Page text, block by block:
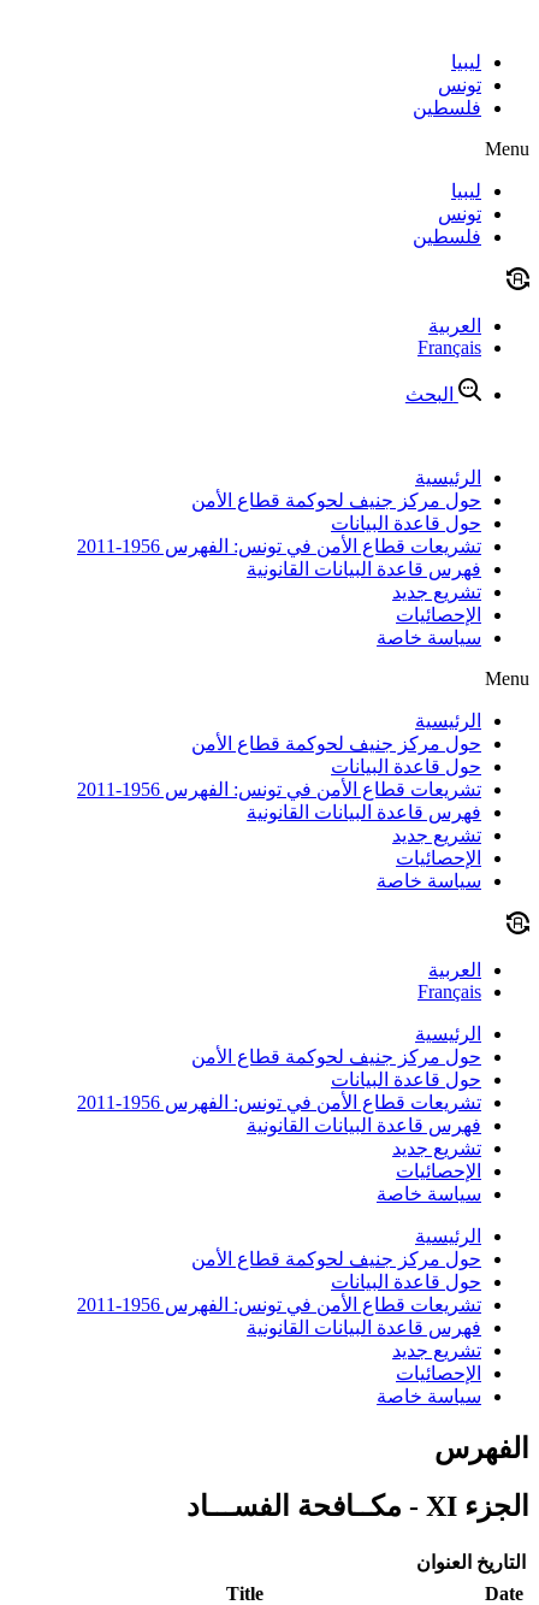
contentليبيا
تونس
فلسطين
Menu
ليبيا
تونس
فلسطين
العربية
Français
البحث
الرئيسية
حول مركز جنيف لحوكمة قطاع الأمن
حول قاعدة البيانات
تشريعات قطاع الأمن في تونس: الفهرس 1956-2011
فهرس قاعدة البيانات القانونية
تشريع جديد
الإحصائيات
سياسة خاصة
Menu
الرئيسية
حول مركز جنيف لحوكمة قطاع الأمن
حول قاعدة البيانات
تشريعات قطاع الأمن في تونس: الفهرس 1956-2011
فهرس قاعدة البيانات القانونية
تشريع جديد
الإحصائيات
سياسة خاصة
العربية
Français
الرئيسية
حول مركز جنيف لحوكمة قطاع الأمن
حول قاعدة البيانات
تشريعات قطاع الأمن في تونس: الفهرس 1956-2011
فهرس قاعدة البيانات القانونية
تشريع جديد
الإحصائيات
سياسة خاصة
الرئيسية
حول مركز جنيف لحوكمة قطاع الأمن
حول قاعدة البيانات
تشريعات قطاع الأمن في تونس: الفهرس 1956-2011
فهرس قاعدة البيانات القانونية
تشريع جديد
الإحصائيات
سياسة خاصة
الفهرس
الجزء XI - مكــافحة الفســـاد
التاريخ العنوان
Date
Title